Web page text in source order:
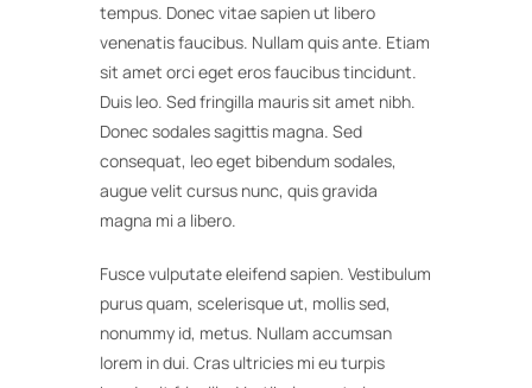
tempus. Donec vitae sapien ut libero
venenatis faucibus. Nullam quis ante. Etiam
sit amet orci eget eros faucibus tincidunt.
Duis leo. Sed fringilla mauris sit amet nibh.
Donec sodales sagittis magna. Sed
consequat, leo eget bibendum sodales,
augue velit cursus nunc, quis gravida
magna mi a libero.
Fusce vulputate eleifend sapien. Vestibulum
purus quam, scelerisque ut, mollis sed,
nonummy id, metus. Nullam accumsan
lorem in dui. Cras ultricies mi eu turpis